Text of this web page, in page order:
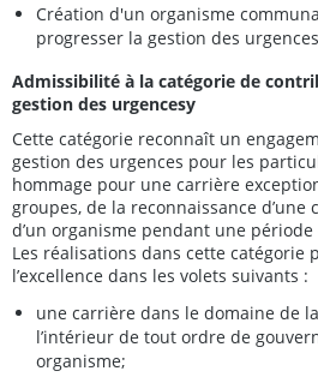
Création d'un organisme
progresser la gestion des
Admissibilité à la catégorie de
gestion des urgencesy
Cette catégorie reconnaît un
gestion des urgences pour les
hommage pour une carrière
groupes, de la reconnaissance
d’un organisme pendant une période
Les réalisations dans cette catégorie
l’excellence dans les volets suivants :
une carrière dans le domaine de
l’intérieur de tout ordre de
organisme;